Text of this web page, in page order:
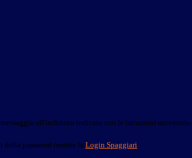
all'indirizzo indicato con le istruzioni necessarie.
della password tramite la Login Spaggiari